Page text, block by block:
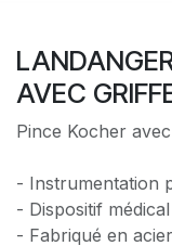
AVEC
Pince Kocher
- Instrumentation
- Dispositif
- Fabriqué en